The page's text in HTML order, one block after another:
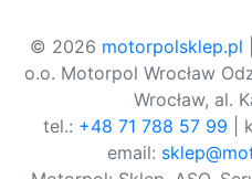
© 2026 motorpolsklep.pl
o.o. Motorpol Wrocław
Wrocław, al.
tel.: +48 71 788 57 99 |
email: